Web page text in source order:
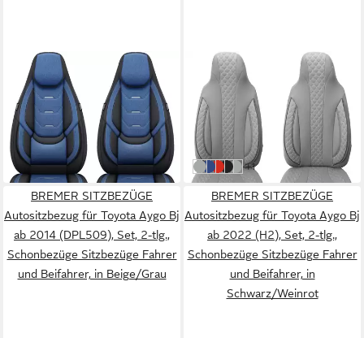
BREMER SITZBEZÜGE
Autositzbezug für Toyota
Aygo Bj ab 2022 (H6)
199,00 € UVP 229,00 €
-13%
in 4-5 Werktagen bei dir
BREMER SITZBEZÜGE
Autositzbezug für Toyota
Aygo BJ ab 2014 (PL409)
99,00 € UVP 129,00 €
-23%
in 4-5 Werktagen bei dir
GrauSchwarz/Blau
Schwarz/Rot
Schwarz
Schwarz/Grau
weitere Farben:
+1
BREMER SITZBEZÜGE
Autositzbezug für Toyota Aygo Bj
ab 2014 (DPL509), Set, 2-tlg.,
Schonbezüge Sitzbezüge Fahrer
und Beifahrer, in Beige/Grau
BREMER SITZBEZÜGE
Autositzbezug für Toyota Aygo Bj
ab 2022 (H2), Set, 2-tlg.,
Schonbezüge Sitzbezüge Fahrer
und Beifahrer, in
Schwarz/Weinrot